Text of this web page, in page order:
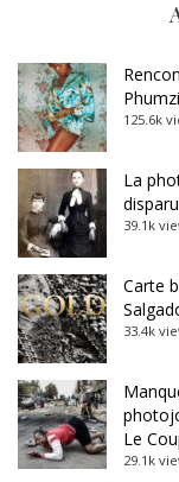
125.6k
La
39.1k
Carte
33.4k
Le
29.1k